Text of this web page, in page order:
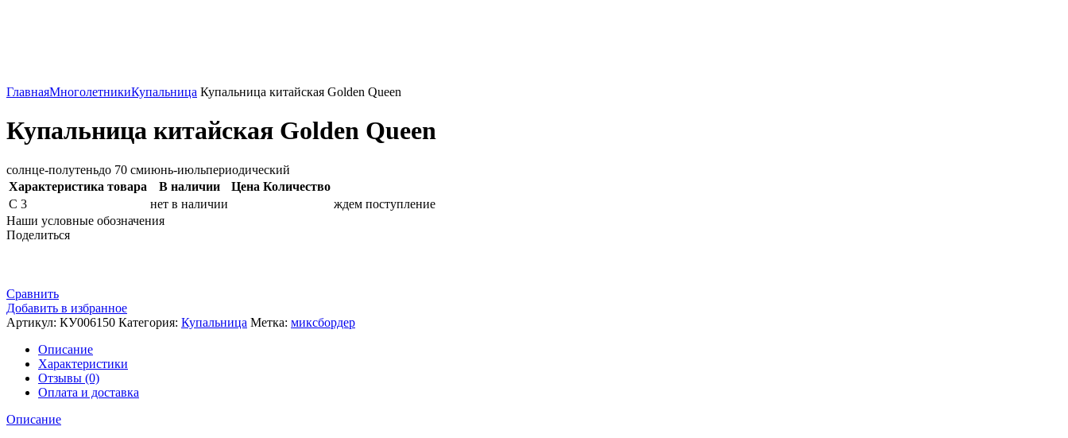
ГлавнаяМноголетникиКупальница Купальница китайская Golden Queen
Купальница китайская Golden Queen
солнце-полутеньдо 70 смиюнь-июльпериодический
Характеристика товара
В наличии Цена Количество
С 3
нет в наличии
ждем поступление
Наши условные обозначения
Поделиться
Сравнить
Добавить в избранное
Артикул: КУ006150 Категория: Купальница Метка: миксбордер
Описание
Характеристики
Отзывы (0)
Оплата и доставка
Описание